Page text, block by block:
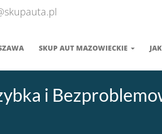
SKUP AUT MAZOWIECKIE
i